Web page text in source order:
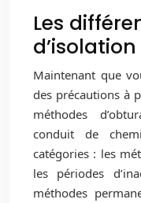
Les
Maintenant que
des précautions à
méthodes
conduit de
catégories : les
les périodes
méthodes